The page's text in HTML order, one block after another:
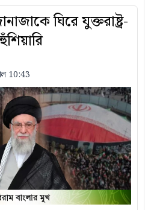
ঘিরে যুক্তরাষ্ট্র-
10:43